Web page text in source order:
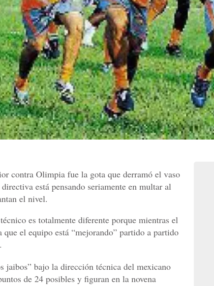
contra Olimpia fue la gota que derramó el vaso
está pensando seriamente en multar al
el nivel.
es totalmente diferente porque mientras el
el equipo está “mejorando” partido a partido
jaibos” bajo la dirección técnica del mexicano
de 24 posibles y figuran en la novena